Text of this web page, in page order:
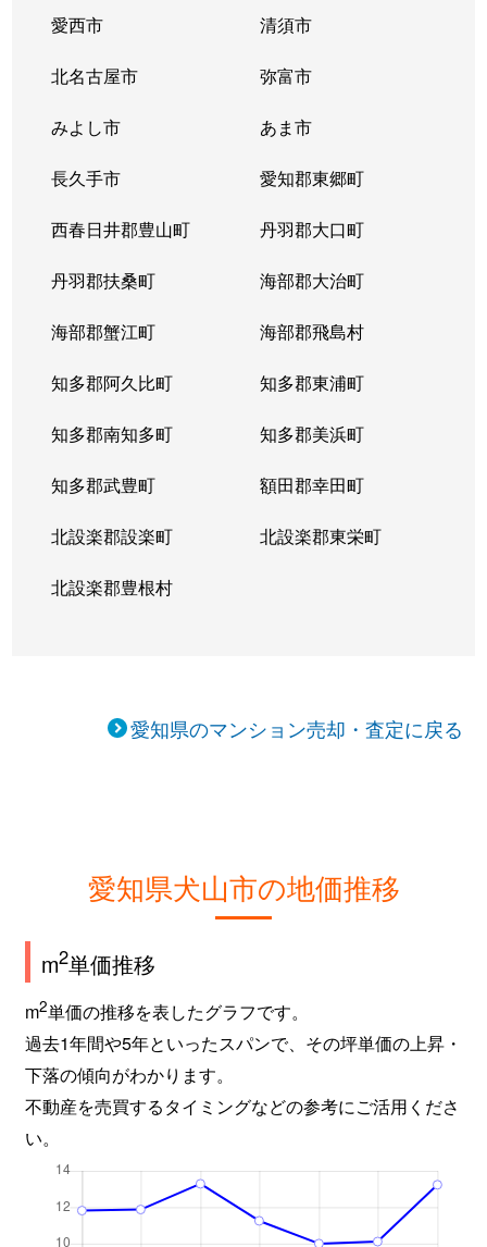
愛西市 清須市
北名古屋市 弥富市
みよし市 あま市
長久手市 愛知郡東郷町
西春日井郡豊山町 丹羽郡大口町
丹羽郡扶桑町 海部郡大治町
海部郡蟹江町 海部郡飛島村
知多郡阿久比町 知多郡東浦町
知多郡南知多町 知多郡美浜町
知多郡武豊町 額田郡幸田町
北設楽郡設楽町 北設楽郡東栄町
北設楽郡豊根村
愛知県のマンション売却・査定に戻る
愛知県犬山市の地価推移
m2単価推移
m2単価の推移を表したグラフです。
過去1年間や5年といったスパンで、その坪単価の上昇・
下落の傾向がわかります。
不動産を売買するタイミングなどの参考にご活用くださ
い。